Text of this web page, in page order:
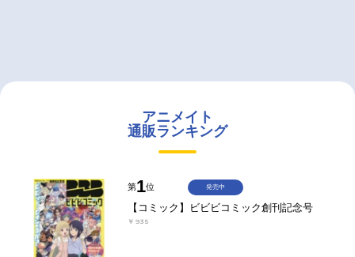
アニメイト
通販ランキング
第1位
【コミック】ビビビコミック創刊記念号
￥935
発売中